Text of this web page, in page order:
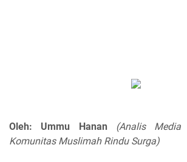
Oleh: Ummu Hanan
(Analis
Komunitas Muslimah Rindu Surga)